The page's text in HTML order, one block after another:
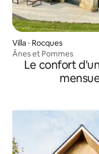
Villa ⋅ Rocques
Ânes et Pommes
Le confort